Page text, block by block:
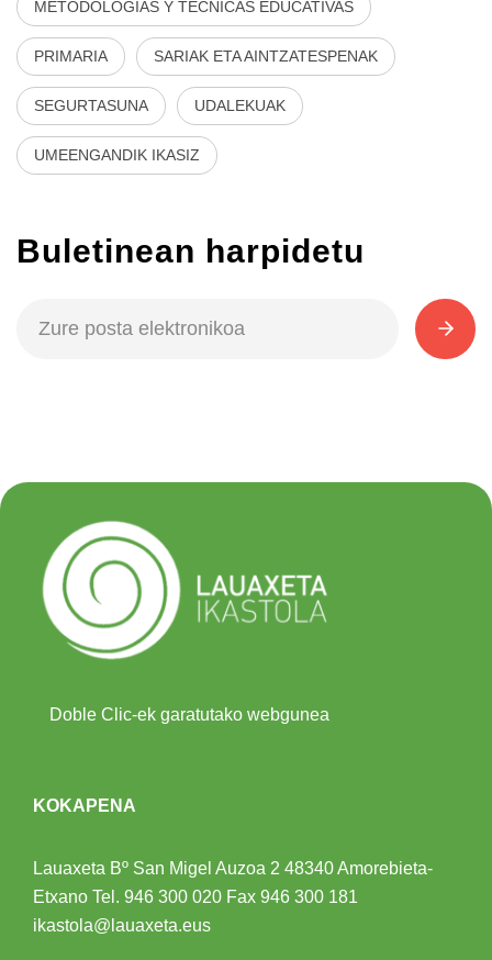
METODOLOGÍAS Y TÉCNICAS EDUCATIVAS
PRIMARIA SARIAK ETA AINTZATESPENAK
SEGURTASUNA UDALEKUAK
UMEENGANDIK IKASIZ
Buletinean harpidetu
Doble Clic-ek garatutako webgunea
KOKAPENA
Lauaxeta Bº San Migel Auzoa 2 48340 Amorebieta-
Etxano Tel. 946 300 020 Fax 946 300 181
ikastola@lauaxeta.eus